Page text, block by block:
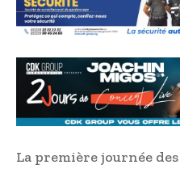
La première journée